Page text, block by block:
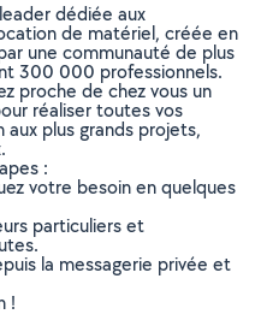
dédiée aux
de matériel, créée en
une communauté de plus
300 000 professionnels.
proche de chez vous un
réaliser toutes vos
plus grands projets,
:
votre besoin en quelques
particuliers et
la messagerie privée et
!